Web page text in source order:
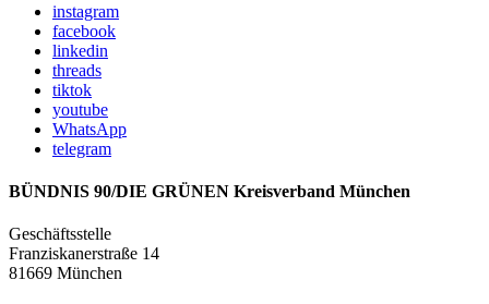
instagram
facebook
linkedin
threads
tiktok
youtube
WhatsApp
telegram
BÜNDNIS 90/DIE GRÜNEN Kreisverband München
Geschäftsstelle
Franziskanerstraße 14
81669 München